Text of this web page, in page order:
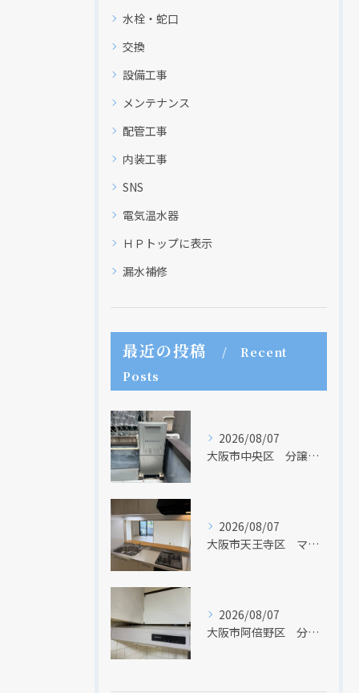
水栓・蛇口
交換
設備工事
メンテナンス
配管工事
内装工事
SNS
電気温水器
ＨＰトップに表示
漏水補修
最近の投稿
Recent
Posts
2026/08/07
大阪市中央区 分譲マンションの給湯器取替リフォーム工事 UV除菌機能搭載給湯器
2026/08/07
大阪市天王寺区 マンションのキッチン取替及び内装リフォーム工事 クリナップ
2026/08/07
大阪市阿倍野区 分譲マンションのレンジフード取替リフォーム工事 タカラスタンダード
現在、新聞に入っている折込チラシです。
クリックでチラシのページにジャンプします